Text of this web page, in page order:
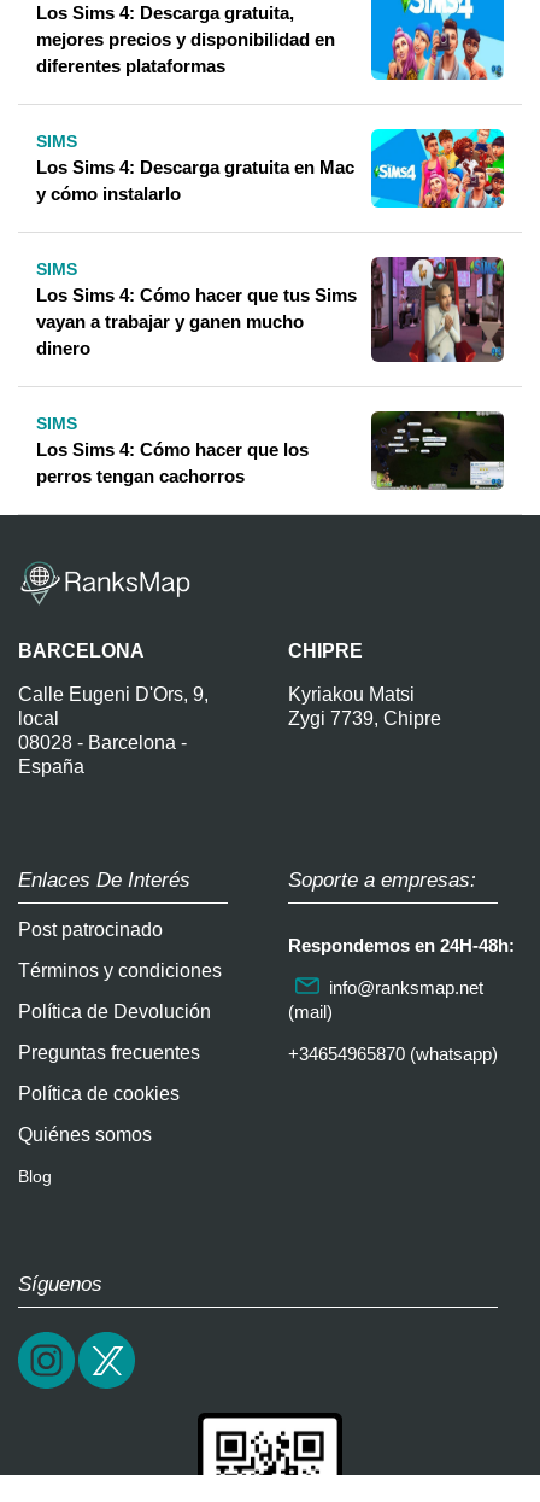
Los Sims 4: Descarga gratuita,
mejores precios y disponibilidad en
diferentes plataformas
SIMS
Los Sims 4: Descarga gratuita en Mac
y cómo instalarlo
SIMS
Los Sims 4: Cómo hacer que tus Sims
vayan a trabajar y ganen mucho
dinero
SIMS
Los Sims 4: Cómo hacer que los
perros tengan cachorros
BARCELONA
Calle Eugeni D'Ors, 9,
local
08028 - Barcelona -
España
CHIPRE
Kyriakou Matsi
Zygi 7739, Chipre
Enlaces De Interés
Post patrocinado
Términos y condiciones
Política de Devolución
Preguntas frecuentes
Política de cookies
Quiénes somos
Blog
Soporte a empresas:
Respondemos en 24H-48h:
info@ranksmap.net
(mail)
+34654965870 (whatsapp)
Síguenos